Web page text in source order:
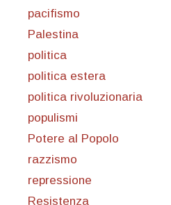
pacifismo
Palestina
politica
politica estera
politica rivoluzionaria
populismi
Potere al Popolo
razzismo
repressione
Resistenza